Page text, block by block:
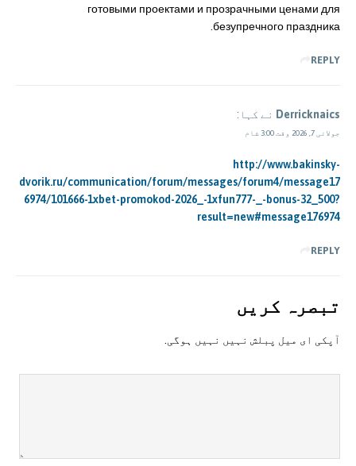
готовыми проектами и прозрачными ценами для
безупречного праздника.
REPLY
Derricknaics نے کہا:
جولائی 7, 2026 وقت 3:00 شام
http://www.bakinsky-
dvorik.ru/communication/forum/messages/forum4/message17
6974/101666-1xbet-promokod-2026_-1xfun777-_-bonus-32_500?
result=new#message176974
REPLY
تبصرہ کريں
آپکی ای ميل پبلش نہيں نہيں ہوگی.